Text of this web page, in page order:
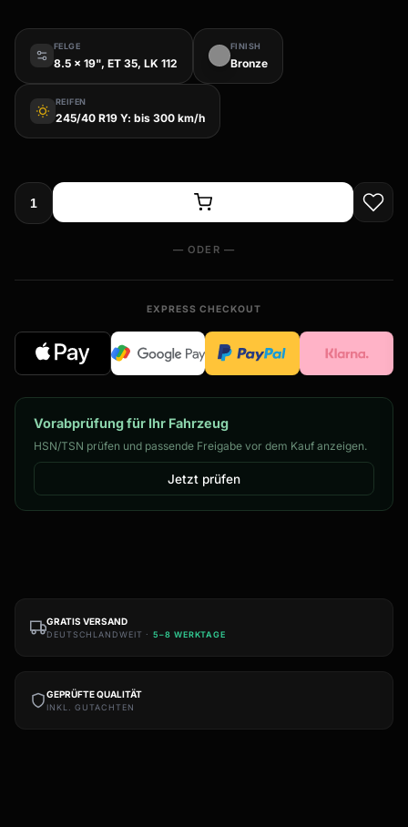
FELGE
8.5 x 19", ET 35, LK 112
FINISH
Bronze
wb_sunny
REIFEN
245/40 R19 Y: bis 300 km/h
— ODER —
EXPRESS CHECKOUT
Vorabprüfung für Ihr Fahrzeug
HSN/TSN prüfen und passende Freigabe vor dem Kauf anzeigen.
Jetzt prüfen
GRATIS VERSAND
DEUTSCHLANDWEIT ·5–8 WERKTAGE
GEPRÜFTE QUALITÄT
INKL. GUTACHTEN